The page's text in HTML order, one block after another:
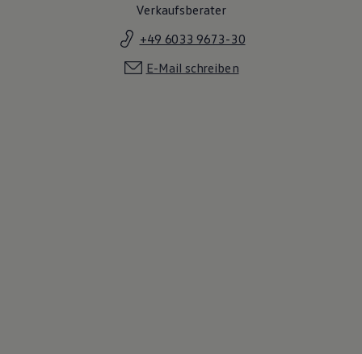
Verkaufsberater
+49 6033 9673-30
E-Mail schreiben